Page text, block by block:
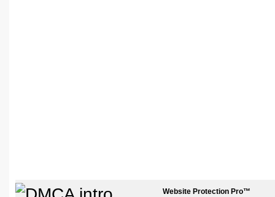
Website Protection Pro™